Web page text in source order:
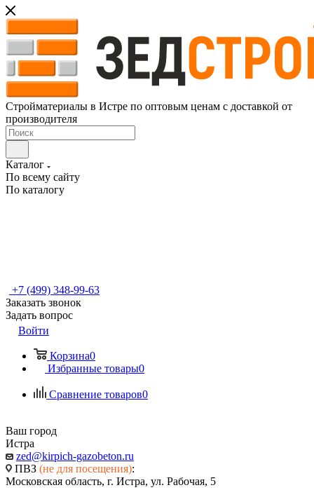
Стройматериалы в Истре по оптовым ценам с доставкой от
производителя
Каталог
По всему сайту
По каталогу
+7 (499) 348-99-63
Заказать звонок
Задать вопрос
Войти
Корзина0
Избранные товары0
Сравнение товаров0
Ваш город
Истра
zed@kirpich-gazobeton.ru
ПВЗ (не для посещения):
Московская область, г. Истра, ул. Рабочая, 5